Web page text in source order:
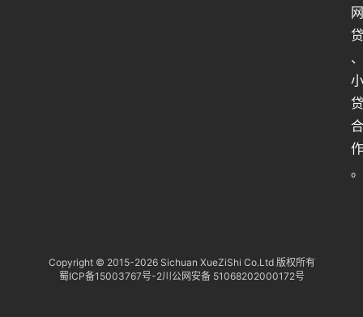
网
贷
、
小
贷
合
作
。
Copyright © 2015-2026 Sichuan XueZiShi Co.Ltd 版权所有
蜀ICP备15003767号-2川公网安备 51068202000172号